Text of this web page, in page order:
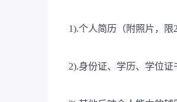
1).个人简历（附照片，限
2).身份证、学历、学位证